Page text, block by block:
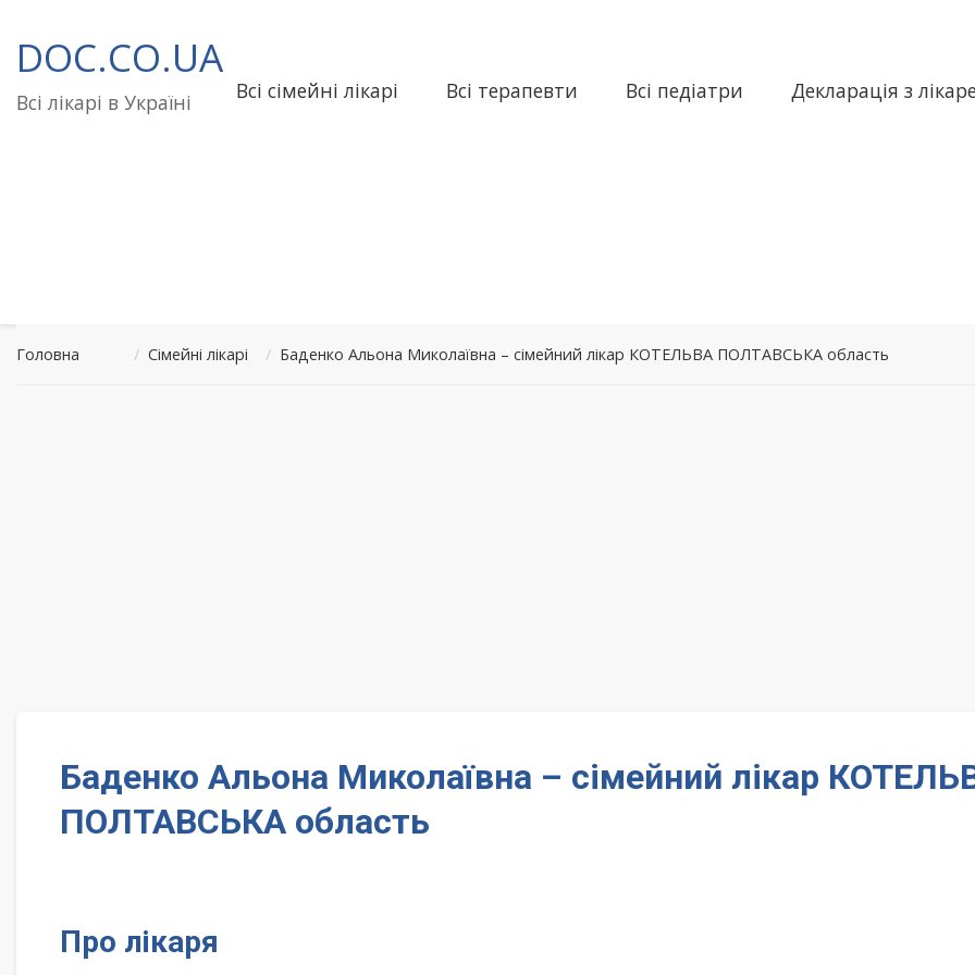
до
вмісту
DOC.CO.UA
Всі лікарі в Україні Всі сімейні лікарі Всі терапевти Всі педіатри Декларація з
Головна / Сімейні лікарі / Баденко Альона Миколаївна – сімейний лікар КОТЕЛЬВА ПОЛТАВСЬКА область
Баденко Альона Миколаївна – сімейний лікар
ПОЛТАВСЬКА область
Про лікаря